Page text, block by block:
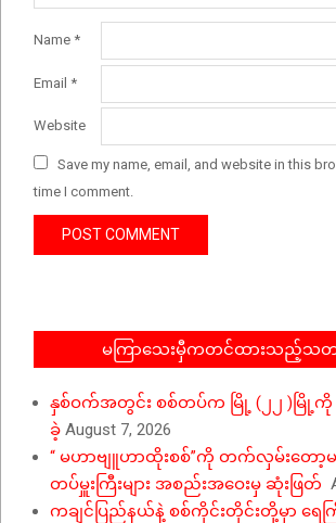
Name *
Email *
Website
Save my name, email, and website in this
time I comment.
မကြာသေးမှီကတင်ထားသည့်သတင်
နှစ်ဝက်အတွင်း စစ်တပ်က မြို့ (၂၂ )မြို့
ခဲ့ August 7, 2026
“ မဟာဗျူဟာထိုးစစ်”ကို တက်လှမ်းတော့
တပ်မှူးကြီးများ အစည်းအဝေးမှ ဆုံးဖြတ်
ကချင်ပြည်နယ်နဲ့ စစ်ကိုင်းတိုင်းတို့မှာ ရေက